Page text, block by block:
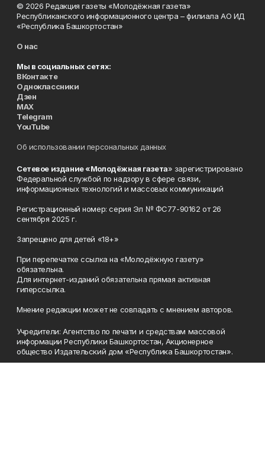
© 2026 Редакция газеты «Молодёжная газета»
Республиканского информационного центра – филиала АО ИД
«Республика Башкортостан»
О нас
Мы в социальных сетях:
ВКонтакте
Одноклассники
Дзен
MAX
Telegram
YouTube
Об использовании персональных данных
Сетевое издание «Молодёжная газета» зарегистрировано
Федеральной службой по надзору в сфере связи,
информационных технологий и массовых коммуникаций
Регистрационный номер: серия Эл № ФС77-90162 от 26
сентября 2025 г.
Запрещено для детей «18+»
При перепечатке ссылка на «Молодёжную газету»
обязательна.
Для интернет-изданий обязательна прямая активная
гиперссылка.
Мнение редакции может не совпадать с мнением авторов.
Учредители: Агентство по печати и средствам массовой
информации Республики Башкортостан, Акционерное
общество Издательский дом «Республика Башкортостан».